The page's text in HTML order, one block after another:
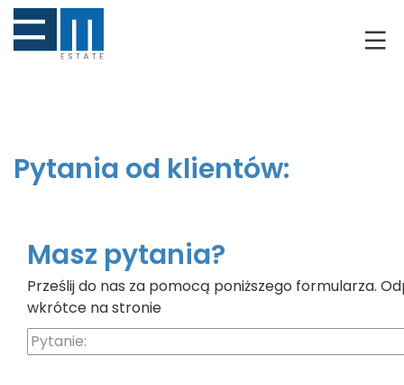
O NAS
NIERUCHOMOŚCI
DRON
KREDYTOWANIE
Pytania od klientów:
Masz pytania?
Prześlij do nas za pomocą poniższego formularza.
wkrótce na stronie